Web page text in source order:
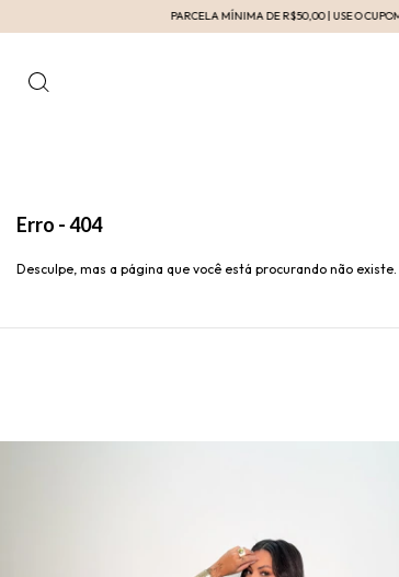
PARCELA MÍNIMA DE R$50,00 | USE O CUPOM
Erro - 404
Desculpe, mas a página que você está procurando não existe.